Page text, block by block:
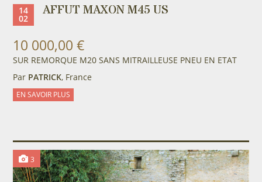
14
02 AFFUT MAXON M45 US
10 000,00 €
SUR REMORQUE M20 SANS MITRAILLEUSE PNEU EN ETAT
Par PATRICK, France
EN SAVOIR PLUS
3